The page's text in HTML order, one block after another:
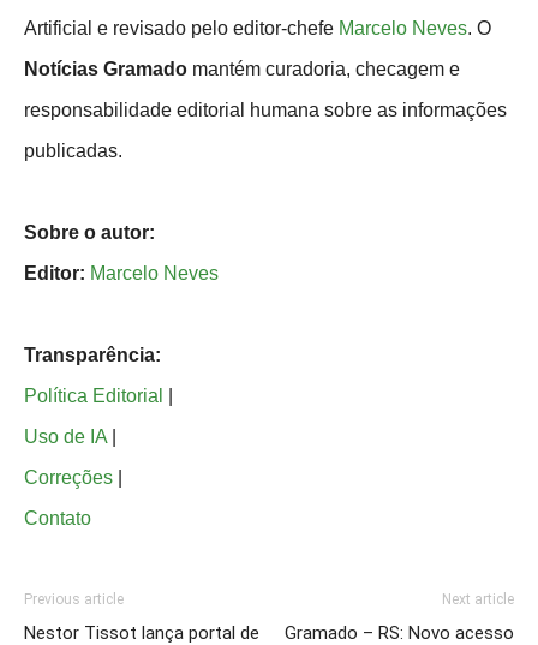
Artificial e revisado pelo editor-chefe Marcelo Neves. O
Notícias Gramado mantém curadoria, checagem e
responsabilidade editorial humana sobre as informações
publicadas.
Sobre o autor:
Editor: Marcelo Neves
Transparência:
Política Editorial
Uso de IA
Correções
Contato
Previous article
Nestor Tissot lança portal de
Next article
Gramado – RS: Novo acesso